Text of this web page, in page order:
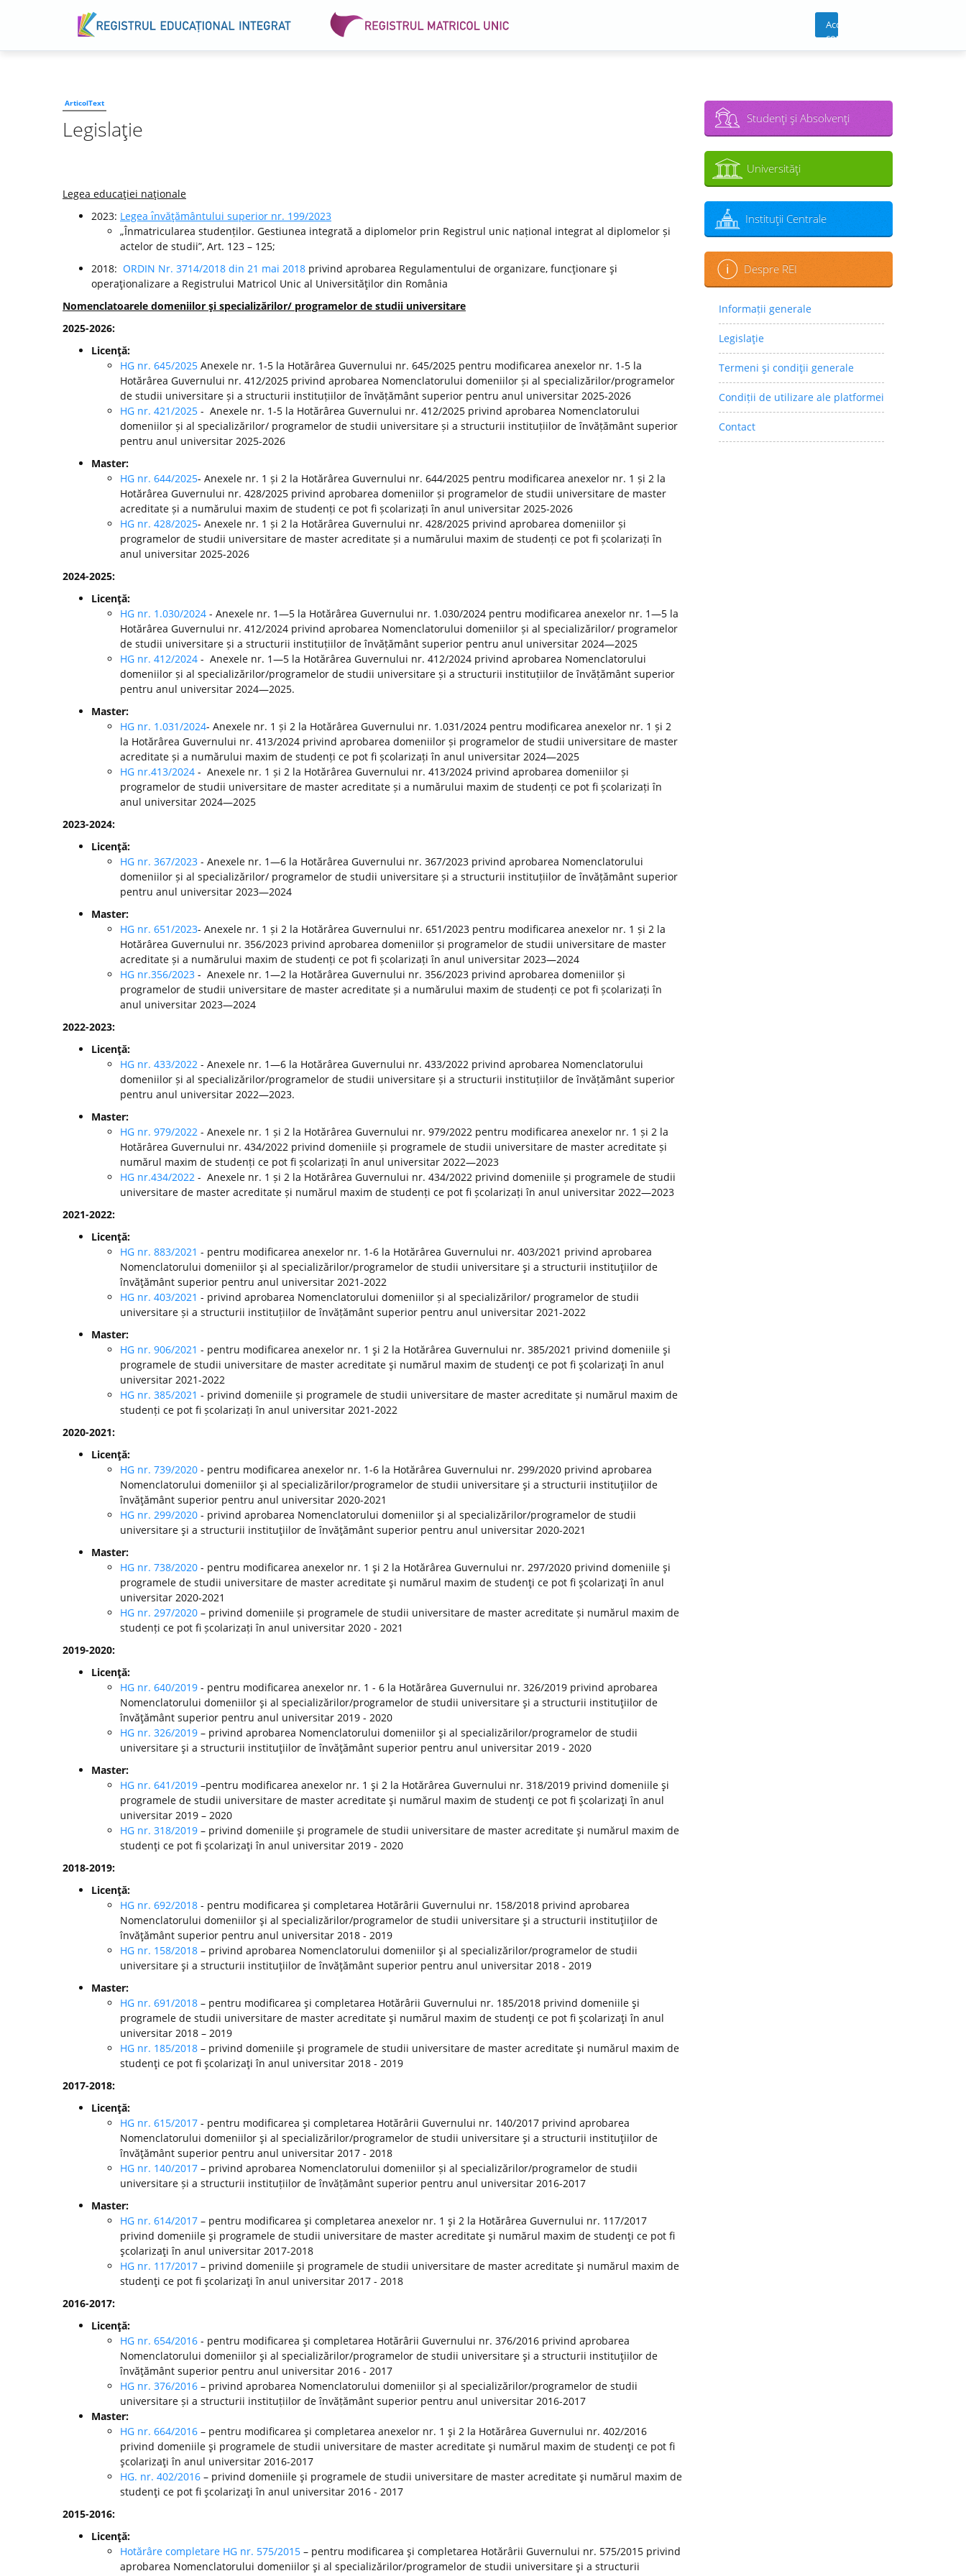
Acces
cont
ArticolText
Legislaţie
Legea educaţiei naţionale
2023: Legea ı̂nvăţământului superior nr. 199/2023
„Înmatricularea studenților. Gestiunea integrată a diplomelor prin Registrul unic național integrat al diplomelor și
actelor de studii”, Art. 123 – 125;
2018: ORDIN Nr. 3714/2018 din 21 mai 2018 privind aprobarea Regulamentului de organizare, funcţionare şi
operaţionalizare a Registrului Matricol Unic al Universităţilor din România
Nomenclatoarele domeniilor şi specializărilor/ programelor de studii universitare
2025-2026:
Licenţă:
HG nr. 645/2025 Anexele nr. 1-5 la Hotărârea Guvernului nr. 645/2025 pentru modificarea anexelor nr. 1-5 la
Hotărârea Guvernului nr. 412/2025 privind aprobarea Nomenclatorului domeniilor și al specializărilor/programelor
de studii universitare și a structurii instituțiilor de învățământ superior pentru anul universitar 2025-2026
HG nr. 421/2025 - Anexele nr. 1-5 la Hotărârea Guvernului nr. 412/2025 privind aprobarea Nomenclatorului
domeniilor și al specializărilor/ programelor de studii universitare și a structurii instituțiilor de învățământ superior
pentru anul universitar 2025-2026
Master:
HG nr. 644/2025- Anexele nr. 1 și 2 la Hotărârea Guvernului nr. 644/2025 pentru modificarea anexelor nr. 1 și 2 la
Hotărârea Guvernului nr. 428/2025 privind aprobarea domeniilor și programelor de studii universitare de master
acreditate și a numărului maxim de studenți ce pot fi școlarizați în anul universitar 2025-2026
HG nr. 428/2025- Anexele nr. 1 și 2 la Hotărârea Guvernului nr. 428/2025 privind aprobarea domeniilor și
programelor de studii universitare de master acreditate și a numărului maxim de studenți ce pot fi școlarizați în
anul universitar 2025-2026
2024-2025:
Licenţă:
HG nr. 1.030/2024 - Anexele nr. 1—5 la Hotărârea Guvernului nr. 1.030/2024 pentru modificarea anexelor nr. 1—5 la
Hotărârea Guvernului nr. 412/2024 privind aprobarea Nomenclatorului domeniilor și al specializărilor/ programelor
de studii universitare și a structurii instituțiilor de învățământ superior pentru anul universitar 2024—2025
HG nr. 412/2024 - Anexele nr. 1—5 la Hotărârea Guvernului nr. 412/2024 privind aprobarea Nomenclatorului
domeniilor și al specializărilor/programelor de studii universitare și a structurii instituțiilor de învățământ superior
pentru anul universitar 2024—2025.
Master:
HG nr. 1.031/2024- Anexele nr. 1 și 2 la Hotărârea Guvernului nr. 1.031/2024 pentru modificarea anexelor nr. 1 și 2
la Hotărârea Guvernului nr. 413/2024 privind aprobarea domeniilor și programelor de studii universitare de master
acreditate și a numărului maxim de studenți ce pot fi școlarizați în anul universitar 2024—2025
HG nr.413/2024 - Anexele nr. 1 și 2 la Hotărârea Guvernului nr. 413/2024 privind aprobarea domeniilor și
programelor de studii universitare de master acreditate și a numărului maxim de studenți ce pot fi școlarizați în
anul universitar 2024—2025
2023-2024:
Licenţă:
HG nr. 367/2023 - Anexele nr. 1—6 la Hotărârea Guvernului nr. 367/2023 privind aprobarea Nomenclatorului
domeniilor și al specializărilor/ programelor de studii universitare și a structurii instituțiilor de învățământ superior
pentru anul universitar 2023—2024
Master:
HG nr. 651/2023- Anexele nr. 1 și 2 la Hotărârea Guvernului nr. 651/2023 pentru modificarea anexelor nr. 1 și 2 la
Hotărârea Guvernului nr. 356/2023 privind aprobarea domeniilor și programelor de studii universitare de master
acreditate și a numărului maxim de studenți ce pot fi școlarizați în anul universitar 2023—2024
HG nr.356/2023 - Anexele nr. 1—2 la Hotărârea Guvernului nr. 356/2023 privind aprobarea domeniilor și
programelor de studii universitare de master acreditate și a numărului maxim de studenți ce pot fi școlarizați în
anul universitar 2023—2024
2022-2023:
Licenţă:
HG nr. 433/2022 - Anexele nr. 1—6 la Hotărârea Guvernului nr. 433/2022 privind aprobarea Nomenclatorului
domeniilor și al specializărilor/programelor de studii universitare și a structurii instituțiilor de învățământ superior
pentru anul universitar 2022—2023.
Master:
HG nr. 979/2022 - Anexele nr. 1 și 2 la Hotărârea Guvernului nr. 979/2022 pentru modificarea anexelor nr. 1 și 2 la
Hotărârea Guvernului nr. 434/2022 privind domeniile și programele de studii universitare de master acreditate și
numărul maxim de studenți ce pot fi școlarizați în anul universitar 2022—2023
HG nr.434/2022 - Anexele nr. 1 și 2 la Hotărârea Guvernului nr. 434/2022 privind domeniile și programele de studii
universitare de master acreditate și numărul maxim de studenți ce pot fi școlarizați în anul universitar 2022—2023
2021-2022:
Licenţă:
HG nr. 883/2021 - pentru modificarea anexelor nr. 1-6 la Hotărârea Guvernului nr. 403/2021 privind aprobarea
Nomenclatorului domeniilor şi al specializărilor/programelor de studii universitare şi a structurii instituţiilor de
învăţământ superior pentru anul universitar 2021-2022
HG nr. 403/2021 - privind aprobarea Nomenclatorului domeniilor și al specializărilor/ programelor de studii
universitare și a structurii instituțiilor de învățământ superior pentru anul universitar 2021-2022
Master:
HG nr. 906/2021 - pentru modificarea anexelor nr. 1 şi 2 la Hotărârea Guvernului nr. 385/2021 privind domeniile şi
programele de studii universitare de master acreditate şi numărul maxim de studenţi ce pot fi şcolarizaţi în anul
universitar 2021-2022
HG nr. 385/2021 - privind domeniile și programele de studii universitare de master acreditate și numărul maxim de
studenți ce pot fi școlarizați în anul universitar 2021-2022
2020-2021:
Licenţă:
HG nr. 739/2020 - pentru modificarea anexelor nr. 1-6 la Hotărârea Guvernului nr. 299/2020 privind aprobarea
Nomenclatorului domeniilor şi al specializărilor/programelor de studii universitare şi a structurii instituţiilor de
învăţământ superior pentru anul universitar 2020-2021
HG nr. 299/2020 - privind aprobarea Nomenclatorului domeniilor şi al specializărilor/programelor de studii
universitare şi a structurii instituţiilor de învăţământ superior pentru anul universitar 2020-2021
Master:
HG nr. 738/2020 - pentru modificarea anexelor nr. 1 şi 2 la Hotărârea Guvernului nr. 297/2020 privind domeniile şi
programele de studii universitare de master acreditate şi numărul maxim de studenţi ce pot fi şcolarizaţi în anul
universitar 2020-2021
HG nr. 297/2020 – privind domeniile și programele de studii universitare de master acreditate și numărul maxim de
studenți ce pot fi școlarizați în anul universitar 2020 - 2021
2019-2020:
Licenţă:
HG nr. 640/2019 - pentru modificarea anexelor nr. 1 - 6 la Hotărârea Guvernului nr. 326/2019 privind aprobarea
Nomenclatorului domeniilor şi al specializărilor/programelor de studii universitare şi a structurii instituţiilor de
învăţământ superior pentru anul universitar 2019 - 2020
HG nr. 326/2019 – privind aprobarea Nomenclatorului domeniilor şi al specializărilor/programelor de studii
universitare şi a structurii instituţiilor de învăţământ superior pentru anul universitar 2019 - 2020
Master:
HG nr. 641/2019 –pentru modificarea anexelor nr. 1 şi 2 la Hotărârea Guvernului nr. 318/2019 privind domeniile şi
programele de studii universitare de master acreditate şi numărul maxim de studenţi ce pot fi şcolarizaţi în anul
universitar 2019 – 2020
HG nr. 318/2019 – privind domeniile şi programele de studii universitare de master acreditate şi numărul maxim de
studenţi ce pot fi şcolarizaţi în anul universitar 2019 - 2020
2018-2019:
Licenţă:
HG nr. 692/2018 - pentru modificarea şi completarea Hotărârii Guvernului nr. 158/2018 privind aprobarea
Nomenclatorului domeniilor şi al specializărilor/programelor de studii universitare şi a structurii instituţiilor de
învăţământ superior pentru anul universitar 2018 - 2019
HG nr. 158/2018 – privind aprobarea Nomenclatorului domeniilor şi al specializărilor/programelor de studii
universitare şi a structurii instituţiilor de învăţământ superior pentru anul universitar 2018 - 2019
Master:
HG nr. 691/2018 – pentru modificarea şi completarea Hotărârii Guvernului nr. 185/2018 privind domeniile şi
programele de studii universitare de master acreditate şi numărul maxim de studenţi ce pot fi şcolarizaţi în anul
universitar 2018 – 2019
HG nr. 185/2018 – privind domeniile şi programele de studii universitare de master acreditate şi numărul maxim de
studenţi ce pot fi şcolarizaţi în anul universitar 2018 - 2019
2017-2018:
Licenţă:
HG nr. 615/2017 - pentru modificarea şi completarea Hotărârii Guvernului nr. 140/2017 privind aprobarea
Nomenclatorului domeniilor şi al specializărilor/programelor de studii universitare şi a structurii instituţiilor de
învăţământ superior pentru anul universitar 2017 - 2018
HG nr. 140/2017 – privind aprobarea Nomenclatorului domeniilor și al specializărilor/programelor de studii
universitare și a structurii instituțiilor de învățământ superior pentru anul universitar 2016-2017
Master:
HG nr. 614/2017 – pentru modificarea şi completarea anexelor nr. 1 şi 2 la Hotărârea Guvernului nr. 117/2017
privind domeniile şi programele de studii universitare de master acreditate şi numărul maxim de studenţi ce pot fi
şcolarizaţi în anul universitar 2017-2018
HG nr. 117/2017 – privind domeniile şi programele de studii universitare de master acreditate şi numărul maxim de
studenţi ce pot fi şcolarizaţi în anul universitar 2017 - 2018
2016-2017:
Licenţă:
HG nr. 654/2016 - pentru modificarea şi completarea Hotărârii Guvernului nr. 376/2016 privind aprobarea
Nomenclatorului domeniilor şi al specializărilor/programelor de studii universitare şi a structurii instituţiilor de
învăţământ superior pentru anul universitar 2016 - 2017
HG nr. 376/2016 – privind aprobarea Nomenclatorului domeniilor și al specializărilor/programelor de studii
universitare și a structurii instituțiilor de învățământ superior pentru anul universitar 2016-2017
Master:
HG nr. 664/2016 – pentru modificarea şi completarea anexelor nr. 1 şi 2 la Hotărârea Guvernului nr. 402/2016
privind domeniile şi programele de studii universitare de master acreditate şi numărul maxim de studenţi ce pot fi
şcolarizaţi în anul universitar 2016-2017
HG. nr. 402/2016 – privind domeniile şi programele de studii universitare de master acreditate şi numărul maxim de
studenţi ce pot fi şcolarizaţi în anul universitar 2016 - 2017
2015-2016:
Licenţă:
Hotărâre completare HG nr. 575/2015 – pentru modificarea şi completarea Hotărârii Guvernului nr. 575/2015 privind
aprobarea Nomenclatorului domeniilor şi al specializărilor/programelor de studii universitare şi a structurii
Studenţi şi Absolvenţi
Universităţi
Instituţii Centrale
Despre REI
Informații generale
Legislaţie
Termeni şi condiţii generale
Condiții de utilizare ale platformei
Contact